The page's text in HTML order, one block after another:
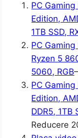
PC
Edition,
1TB SSD,
PC
Ryzen 5
5060, RGB
PC Gaming
Edition,
DDR5, 1TB
Reducere